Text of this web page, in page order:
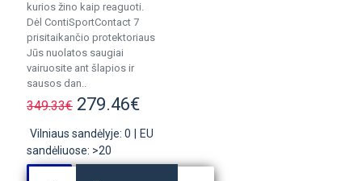
kurios žino kaip reaguoti.
Dėl ContiSportContact 7
prisitaikančio protektoriaus
Jūs nuolatos saugiai
vairuosite ant šlapios ir
sausos dan..
349.33€ 279.46€
Vilniaus sandėlyje: 0
EU
sandėliuose: >20